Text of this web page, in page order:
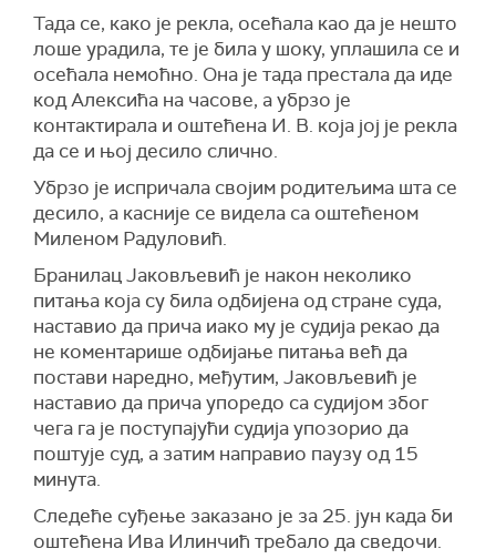
Тада се, како је рекла, осећала као да је нешто
лоше урадила, те је била у шоку, уплашила се и
осећала немоћно. Она је тада престала да иде
код Алексића на часове, а убрзо је
контактирала и оштећена И. В. која јој је рекла
да се и њој десило слично.
Убрзо је испричала својим родитељима шта се
десило, а касније се видела са оштећеном
Миленом Радуловић.
Бранилац Јаковљевић је након неколико
питања која су била одбијена од стране суда,
наставио да прича иако му је судија рекао да
не коментарише одбијање питања већ да
постави наредно, међутим, Јаковљевић је
наставио да прича упоредо са судијом због
чега га је поступајући судија упозорио да
поштује суд, а затим направио паузу од 15
минута.
Следеће суђење заказано је за 25. јун када би
оштећена Ива Илинчић требало да сведочи.